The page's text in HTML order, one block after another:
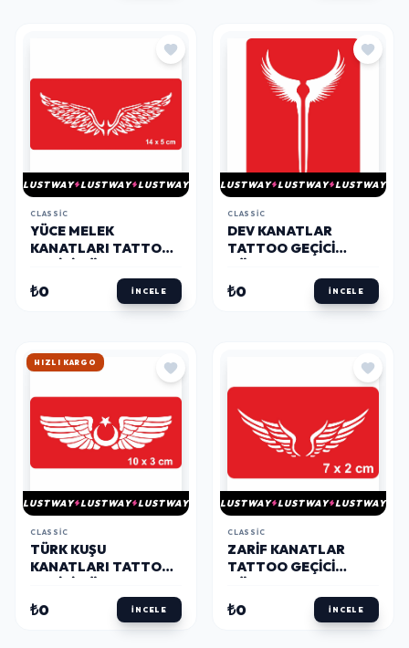
LUSTWAY LUSTWAY LUSTWAY
CLASSIC
YÜCE MELEK
KANATLARI TATTOO
ŞABLONLARI KINA
KALIPLARI
₺0 İNCELE
LUSTWAY LUSTWAY LUSTWAY
CLASSIC
DEV KANATLAR
TATTOO GEÇICI
KINA KALIPLARI
₺0 İNCELE
HIZLI KARGO
LUSTWAY LUSTWAY LUSTWAY
CLASSIC
TÜRK KUŞU
KANATLARI TATTOO
ŞABLONLARI KINA
KALIPLARI
₺0 İNCELE
LUSTWAY LUSTWAY LUSTWAY
CLASSIC
ZARIF KANATLAR
TATTOO GEÇICI
KINA KALIPLARI
₺0 İNCELE